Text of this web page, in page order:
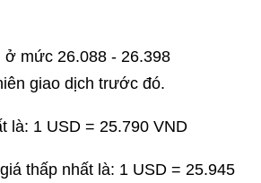
ở mức 26.088 - 26.398
giao dịch trước đó.
là: 1 USD = 25.790 VND
thấp nhất là: 1 USD = 25.945